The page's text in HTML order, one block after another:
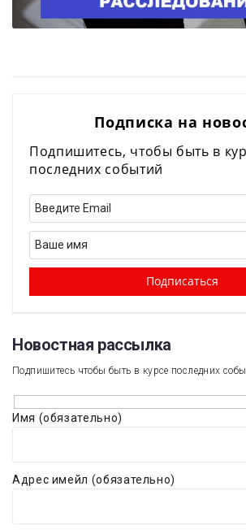
Подписка на
Подпишитесь, чтобы быть в
последних событий
Новостная рассылка​
Подпишитесь чтобы быть в курсе последних
Имя (обязательно)
Адрес имейл (обязательно)